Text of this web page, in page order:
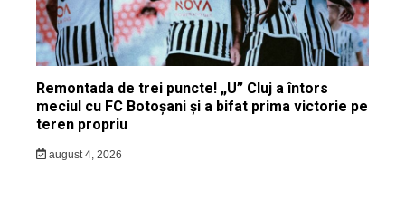
Remontada de trei puncte! „U” Cluj a întors
meciul cu FC Botoșani și a bifat prima victorie pe
teren propriu
august 4, 2026